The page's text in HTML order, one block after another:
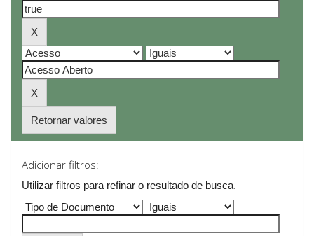
Retornar valores
Adicionar filtros:
Utilizar filtros para refinar o resultado de busca.